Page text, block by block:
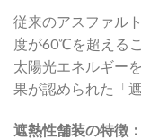
従来のアスファル
度が60℃を超える
太陽光エネルギー
果が認められた「
遮熱性舗装の特徴：